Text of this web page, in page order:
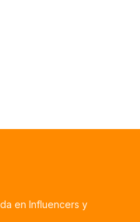
en Influencers y